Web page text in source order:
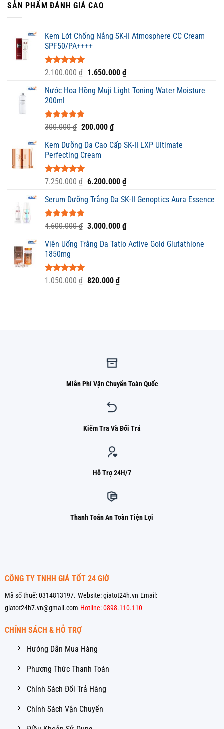
SẢN PHẨM ĐÁNH GIÁ CAO
Kem Lót Chống Nắng SK-II Atmosphere CC Cream
SPF50/PA++++
Được xếp
5 sao
2.100.000₫ Giá
là:
1.650.000 ₫Giá
tại
Nước Hoa Hồng Muji Light Toning Water Moisture
200ml
Được xếp
5.00
5 sao
300.000₫ Giá
là:
300.000 ₫.
200.000 ₫Giá
tại
Kem Dưỡng Da Cao Cấp SK-II LXP Ultimate
Perfecting Cream
Được xếp
5 sao
7.250.000₫ Giá
là:
6.200.000 ₫Giá
tại
6.200.000 ₫.
Serum Dưỡng Trắng Da SK-II Genoptics Aura Essence
Được xếp
5 sao
4.600.000₫ Giá
là:
3.000.000 ₫Giá
tại
Viên Uống Trắng Da Tatio Active Gold Glutathione
1850mg
Được xếp
1.050.000₫ Giá
820.000 ₫Giá
Miễn Phí Vận Chuyển Toàn Quốc
Kiểm Tra Và Đổi Trả
Hỗ Trợ 24H/7
Thanh Toán An Toàn Tiện Lợi
CÔNG TY TNHH GIÁ TỐT 24 GIỜ
Mã số thuế: 0314813197. Website: giatot24h.vn Email:
giatot24h7.vn@gmail.com Hotline: 0898.110.110
CHÍNH SÁCH & HỖ TRỢ
Hướng Dẫn Mua Hàng
Phương Thức Thanh Toán
Chính Sách Đổi Trả Hàng
Chính Sách Vận Chuyển